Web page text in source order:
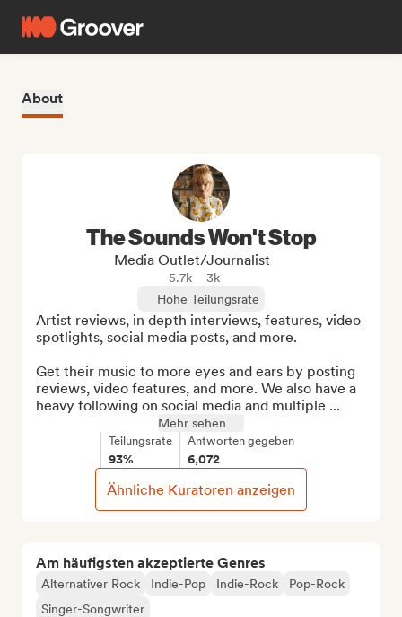
About
Am häufigsten akzeptierte Genres
Alternativer Rock Indie-Pop Indie-Rock
Pop-Rock
Singer-Songwriter
The Sounds Won't Stop
Media Outlet/Journalist
5.7k
3k
Hohe Teilungsrate
Artist reviews, in depth interviews, features, video
spotlights, social media posts, and more.
Get their music to more eyes and ears by posting
reviews, video features, and more. We also have a
heavy following on social media and multiple ...
Mehr sehen
Teilungsrate
93%
Antworten gegeben
6,072
Ähnliche Kuratoren anzeigen